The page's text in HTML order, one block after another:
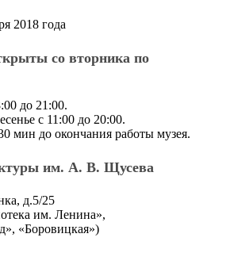
2018 года
со вторника по
до 21:00.
с 11:00 до 20:00.
мин до окончания работы музея.
им. А. В. Щусева
д.5/25
им. Ленина»,
«Боровицкая»)